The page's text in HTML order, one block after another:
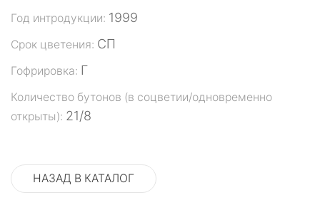
Год интродукции: 1999
Срок цветения: СП
Гофрировка: Г
Количество бутонов (в соцветии/одновременно
открыты): 21/8
НАЗАД В КАТАЛОГ